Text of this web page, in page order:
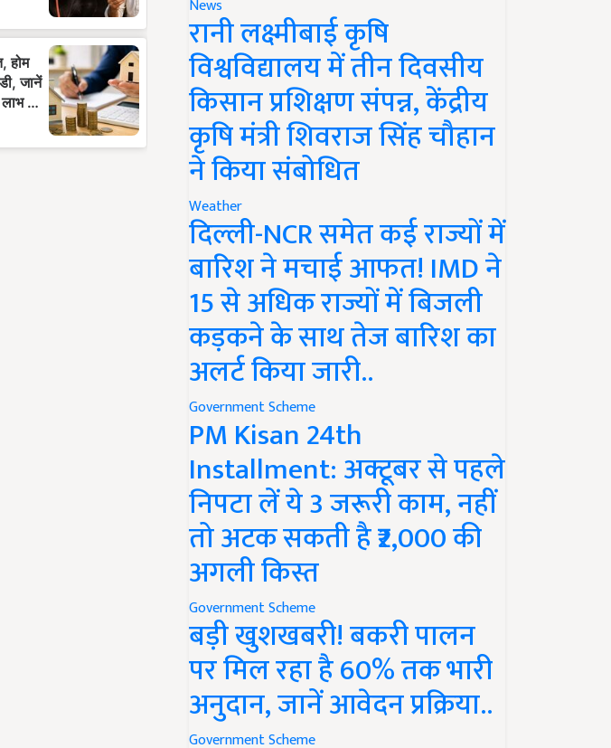
News
रानी लक्ष्मीबाई कृषि
विश्वविद्यालय में तीन दिवसीय
किसान प्रशिक्षण संपन्न, केंद्रीय
कृषि मंत्री शिवराज सिंह चौहान
ने किया संबोधित
Weather
दिल्ली-NCR समेत कई राज्यों में
बारिश ने मचाई आफत! IMD ने
15 से अधिक राज्यों में बिजली
कड़कने के साथ तेज बारिश का
अलर्ट किया जारी..
Government Scheme
PM Kisan 24th
Installment: अक्टूबर से पहले
निपटा लें ये 3 जरूरी काम, नहीं
तो अटक सकती है ₹2,000 की
अगली किस्त
Government Scheme
बड़ी खुशखबरी! बकरी पालन
पर मिल रहा है 60% तक भारी
अनुदान, जानें आवेदन प्रक्रिया..
Government Scheme